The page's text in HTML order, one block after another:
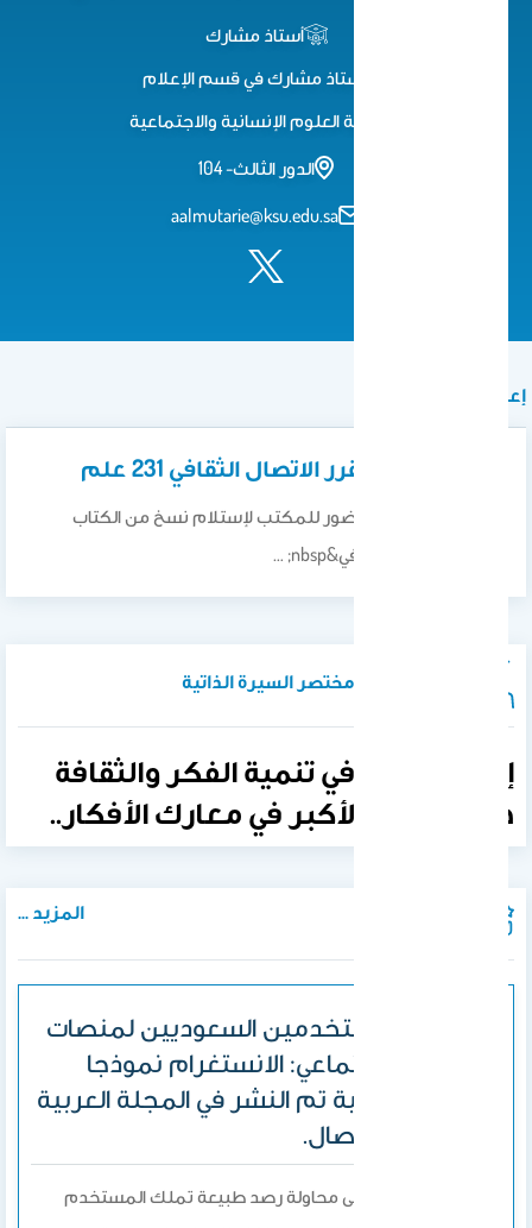
أستاذ مشارك
أستاذ مشارك في قسم الإعلام
كلية العلوم اﻹنسانية واﻻجتماعية
الدور الثالث- 104
aalmutarie@ksu.edu.sa
إعلان
اعلان خاص بمقرر الاتصال الثقافي 231 علم
أمل من الطالبات الحضور للمكتب لإستلام نسخ من الكتاب
للمقرر الاتصال الثقافي&nbsp; …
نبذة تعريفية / مختصر السيرة الذاتية
إن الإستثمار في تنمية الفكر والثقافة
هي الحصانة الأكبر في معارك الأفكار..
المزيد ...
• تملك المستخدمين السعوديين لمنصات
التواصل الاجتماعي: الانستغرام نموذجا
دراسة مسحية تم النشر في المجلة العربية
للإعلام و الاتصال.
تسعى هذه الدراسة الى محاولة رصد طبيعة تملك المستخدم